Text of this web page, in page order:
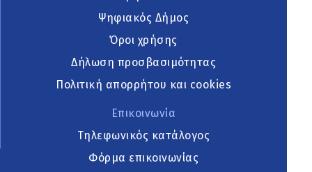
Ψηφιακός Δήμος
Όροι χρήσης
Δήλωση προσβασιμότητας
Πολιτική απορρήτου και cookies
Επικοινωνία
Τηλεφωνικός κατάλογος
Φόρμα επικοινωνίας